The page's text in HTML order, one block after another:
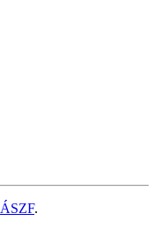
ÁSZF.